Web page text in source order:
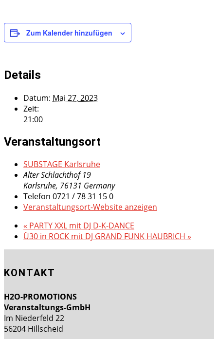
Zum Kalender hinzufügen
Details
Datum: Mai 27, 2023
Zeit:
21:00
Veranstaltungsort
SUBSTAGE Karlsruhe
Alter Schlachthof 19
Karlsruhe, 76131 Germany
Telefon 0721 / 78 31 15 0
Veranstaltungsort-Website anzeigen
« PARTY XXL mit DJ D-K-DANCE
Ü30 in ROCK mit DJ GRAND FUNK HAUBRICH »
KONTAKT
H2O-PROMOTIONS
Veranstaltungs-GmbH
Im Niederfeld 22
56204 Hillscheid